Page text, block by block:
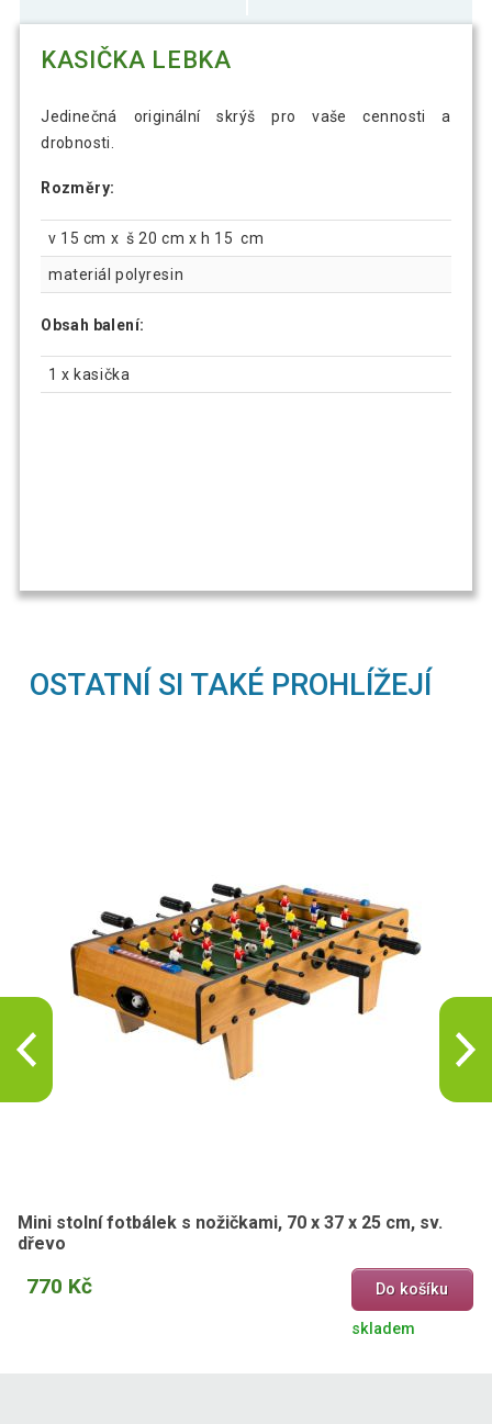
KASIČKA LEBKA
Jedinečná originální skrýš pro vaše cennosti a
drobnosti.
Rozměry:
v 15 cm x š 20 cm x h 15 cm
materiál polyresin
Obsah balení:
1 x kasička
OSTATNÍ SI TAKÉ PROHLÍŽEJÍ
Mini stolní fotbálek s nožičkami, 70 x 37 x 25 cm, sv.
dřevo
770 Kč Do košíku
skladem